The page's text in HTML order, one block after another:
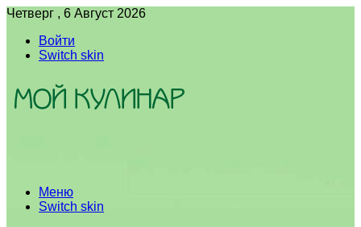
Четверг , 6 Август 2026
Войти
Switch skin
Меню
Switch skin